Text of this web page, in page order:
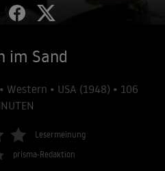
im Sand
Western • USA (1948) • 106
Lesermeinung
prisma-Redaktion